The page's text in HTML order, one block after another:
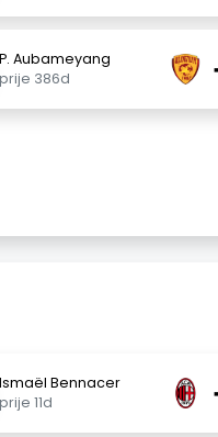
P. Aubameyang
prije 386d
Ismaël Bennacer
prije 11d